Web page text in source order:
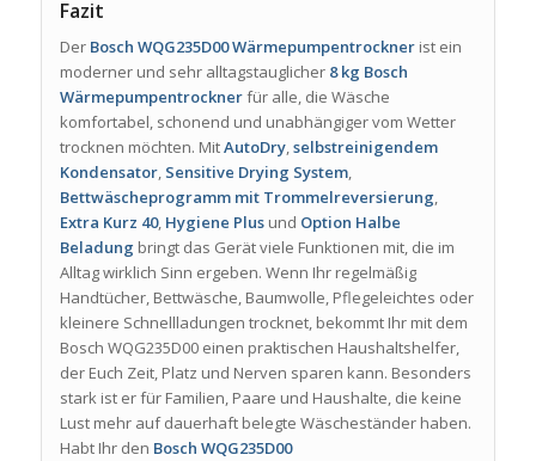
Fazit
Der Bosch WQG235D00 Wärmepumpentrocknerist ein
moderner und sehr alltagstauglicher 8 kg Bosch
Wärmepumpentrocknerfür alle, die Wäsche
komfortabel, schonend und unabhängiger vom Wetter
trocknen möchten. MitAutoDry,selbstreinigendem
Kondensator, Sensitive Drying System,
Bettwäscheprogramm mit Trommelreversierung,
Extra Kurz 40, Hygiene Plusund Option Halbe
Beladung bringt das Gerät viele Funktionen mit, die im
Alltag wirklich Sinn ergeben. Wenn Ihr regelmäßig
Handtücher, Bettwäsche, Baumwolle, Pflegeleichtes oder
kleinere Schnellladungen trocknet, bekommt Ihr mit dem
Bosch WQG235D00 einen praktischen Haushaltshelfer,
der Euch Zeit, Platz und Nerven sparen kann. Besonders
stark ist er für Familien, Paare und Haushalte, die keine
Lust mehr auf dauerhaft belegte Wäscheständer haben.
Habt Ihr den Bosch WQG235D00